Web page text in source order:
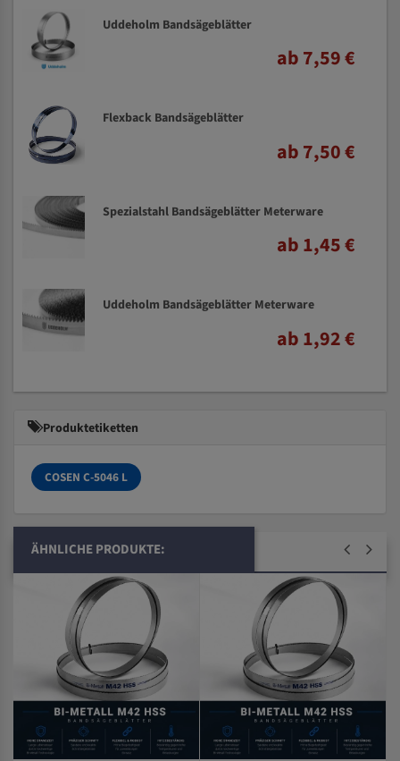
Uddeholm Bandsägeblätter
ab 7,59 €
Flexback Bandsägeblätter
ab 7,50 €
Spezialstahl Bandsägeblätter Meterware
ab 1,45 €
Uddeholm Bandsägeblätter Meterware
ab 1,92 €
Produktetiketten
COSEN C-5046 L
ÄHNLICHE PRODUKTE: